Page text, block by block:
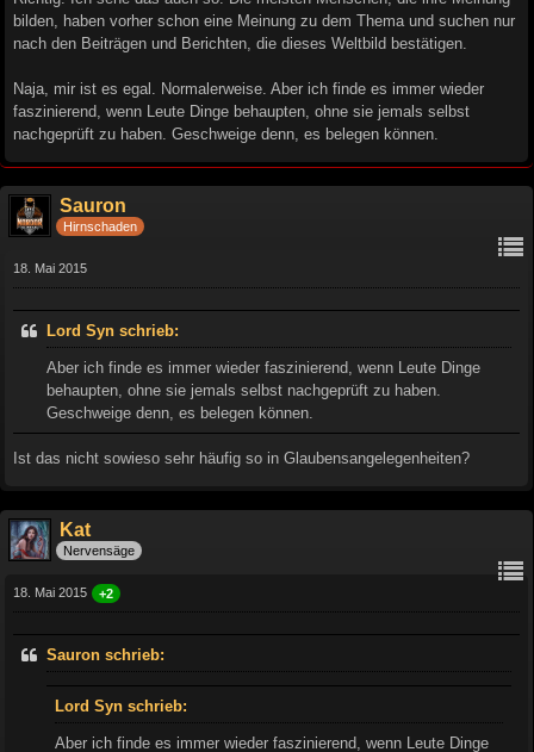
bilden, haben vorher schon eine Meinung zu dem Thema und suchen nur
nach den Beiträgen und Berichten, die dieses Weltbild bestätigen.
Naja, mir ist es egal. Normalerweise. Aber ich finde es immer wieder
faszinierend, wenn Leute Dinge behaupten, ohne sie jemals selbst
nachgeprüft zu haben. Geschweige denn, es belegen können.
Sauron
Hirnschaden
18. Mai 2015
Lord Syn schrieb:
Aber ich finde es immer wieder faszinierend, wenn Leute Dinge
behaupten, ohne sie jemals selbst nachgeprüft zu haben.
Geschweige denn, es belegen können.
Ist das nicht sowieso sehr häufig so in Glaubensangelegenheiten?
Kat
Nervensäge
18. Mai 2015 +2
Sauron schrieb:
Lord Syn schrieb:
Aber ich finde es immer wieder faszinierend, wenn Leute Dinge